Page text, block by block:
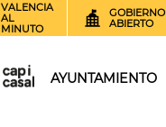
VALENCIA
AL
MINUTO
GOBIERNO
ABIERTO
AYUNTAMIENTO